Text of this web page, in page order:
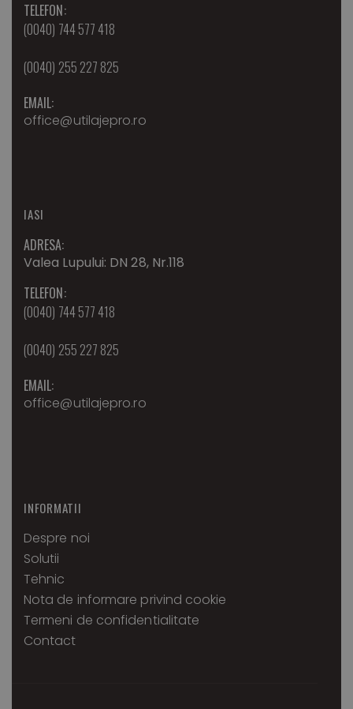
TELEFON:
(0040) 744 577 418
(0040) 255 227 825
EMAIL:
office@utilajepro.ro
IASI
ADRESA:
Valea Lupului: DN 28, Nr.118
TELEFON:
(0040) 744 577 418
(0040) 255 227 825
EMAIL:
office@utilajepro.ro
INFORMATII
Despre noi
Solutii
Tehnic
Nota de informare privind cookie
Termeni de confidentialitate
Contact